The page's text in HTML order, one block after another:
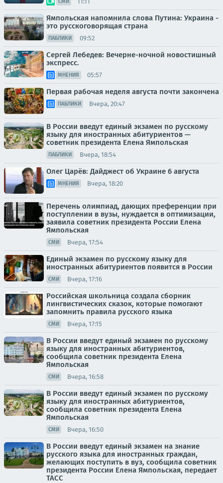
Ямпольская напомнила слова Путина: Украина -
это русскоговорящая страна
ПАБЛИКИ 09:52
Сергей Лебедев: Вечерне-ночной новостишный
экспресс.
МНЕНИЯ 05:57
Первая рабочая неделя августа почти закончена
ПАБЛИКИ Вчера, 20:47
В России введут единый экзамен по русскому
языку для иностранных абитуриентов —
советник президента Елена Ямпольская
ПАБЛИКИ Вчера, 18:54
Олег Царёв: Дайджест об Украине 6 августа
МНЕНИЯ Вчера, 18:20
Перечень олимпиад, дающих преференции при
поступлении в вузы, нуждается в оптимизации,
заявила советник президента России Елена
Ямпольская
СМИ Вчера, 17:54
Единый экзамен по русскому языку для
иностранных абитуриентов появится в России
СМИ Вчера, 17:16
Российская школьница создала сборник
лингвистических сказок, которые помогают
запомнить правила русского языка
СМИ Вчера, 17:15
В России введут единый экзамен по русскому
языку для иностранных абитуриентов,
сообщила советник президента Елена
Ямпольская
СМИ Вчера, 16:58
В России введут единый экзамен по русскому
языку для иностранных абитуриентов,
сообщила советник президента Елена
Ямпольская
СМИ Вчера, 16:50
В России введут единый экзамен на знание
русского языка для иностранных граждан,
желающих поступить в вуз, сообщила советник
президента России Елена Ямпольская, передает
ТАСС